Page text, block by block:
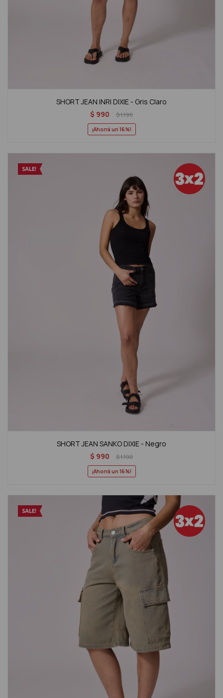
SHORT JEAN INRI DIXIE - Gris Claro
$ 990 $1.190
16
SHORT JEAN SANKO DIXIE - Negro
$ 990 $1.190
16